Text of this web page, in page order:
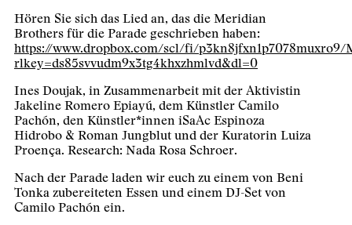
Hören Sie sich das Lied an, das die Meridian
Brothers für die Parade geschrieben haben:
https://www.dropbox.com/scl/fi/p3kn8jfxn1p7078muxro9/
rlkey=ds85svvudm9x3tg4khxzhmlvd&dl=0
Ines Doujak, in Zusammenarbeit mit der Aktivistin
Jakeline Romero Epiayú, dem Künstler Camilo
Pachón, den Künstler*innen iSaAc Espinoza
Hidrobo & Roman Jungblut und der Kuratorin Luiza
Proença. Research: Nada Rosa Schroer.
Nach der Parade laden wir euch zu einem von Beni
Tonka zubereiteten Essen und einem DJ-Set von
Camilo Pachón ein.